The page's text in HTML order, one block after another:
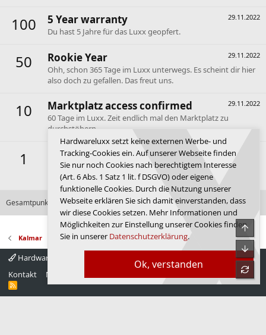
100 29.11.2022
5 Year warranty
Du hast 5 Jahre für das Luxx geopfert.
50 29.11.2022
Rookie Year
Ohh, schon 365 Tage im Luxx unterwegs. Es scheint dir hier
also doch zu gefallen. Das freut uns.
10 29.11.2022
Marktplatz access confirmed
60 Tage im Luxx. Zeit endlich mal den Marktplatz zu
durchstöbern.
1 30.12.2019
First message
Dein erster Beitrag. Hallo und willkommen im Forum de
Luxx.
Gesamtpunktzahl: 363 Alle verfügbaren Erfolge anzeigen
Kalmar
Hardwareluxx 4.0
Kontakt
Nutzungsbedingungen Startseite
R
Ok, verstanden
Hardwareluxx setzt keine externen Werbe- und
Tracking-Cookies ein. Auf unserer Webseite finden
Sie nur noch Cookies nach berechtigtem Interesse
(Art. 6 Abs. 1 Satz 1 lit. f DSGVO) oder eigene
funktionelle Cookies. Durch die Nutzung unserer
Webseite erklären Sie sich damit einverstanden, dass
wir diese Cookies setzen. Mehr Informationen und
Möglichkeiten zur Einstellung unserer Cookies finden
Sie in unserer Datenschutzerklärung.